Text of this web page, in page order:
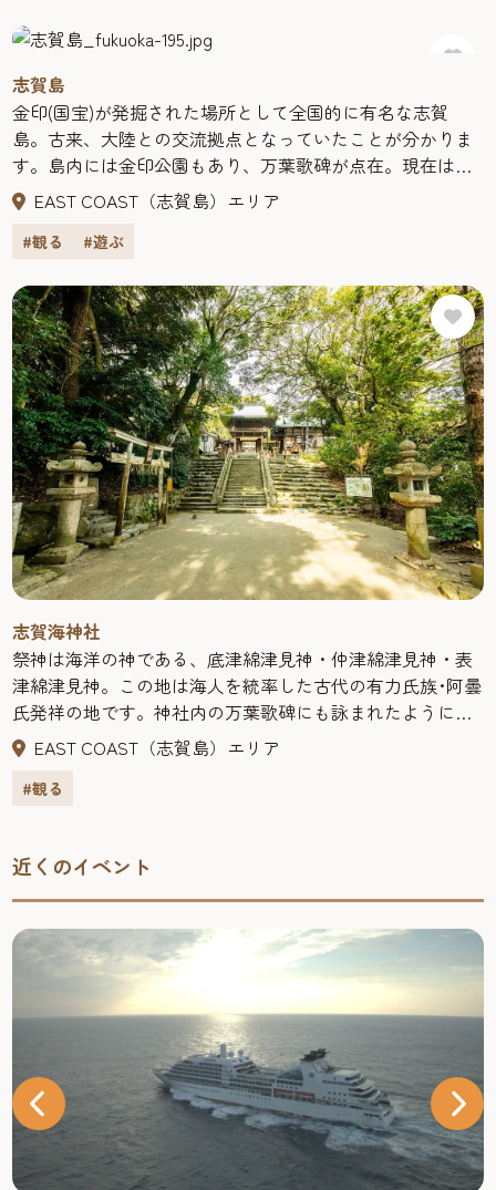
ラシとペンギンを間近で観察できます。生きものも、彩り
中に潜む、もうひとつの九州をお楽しみください。
※銀聯(China Union Pay)カードはチケット窓口でのみ利用可
能です。
マリンワールド海の中道では、展示物を案内する無料の多
言語音声ガイド『jaj.jp』が常時利用できます。来館者様の
ネット接続やアプリのダウンロードの必要なく、各スポッ
志賀島
金印(国宝)が発掘された場所として全国的に有名な志賀
島。古来、大陸との交流拠点となっていたことが分かりま
す。島内には金印公園もあり、万葉歌碑が点在。現在は、
海や自然を感じる福岡市のリゾート地。海水浴、ヨット、
ウインドサーフィンなどマリンレジャー・スポットとして
はもちろん、新鮮な魚介類が島の食事処で楽しめます。潮
ワーや市街地の美しい夜景を一望できます。
志賀島は近接する「海の中道海浜公園」とともに福岡市を
代表する観光スポットとして知られています。志賀島へ向
かう道（通称「道切」）は博多湾と玄界灘の2つの海に挟ま
れ、美しい景観が最大の魅力。この道切は2025年4月に無電
柱化が完了し、電柱に遮られない素晴らしい景色が堪能で
きます。
また、サイクルスタンドやベンチ、立体文字のオブジェも
完備されており、休憩やフォトスポットとしても親しまれ
ています。
EAST COAST（志賀島）エリア
#観る #遊ぶ
志賀海神社
祭神は海洋の神である、底津綿津見神・仲津綿津見神・表
津綿津見神。この地は海人を統率した古代の有力氏族･阿曇
氏発祥の地です。神社内の万葉歌碑にも詠まれたように、
古来より海上の守護神として崇拝されてきました。神社に
は国指定重要文化財の朝鮮製鍍金鐘、県指定文化財の細形
銅剣鋳型を所蔵し、境内には石造宝篋印塔があります。ま
EAST COAST（志賀島）エリア
#観る
近くのイベント